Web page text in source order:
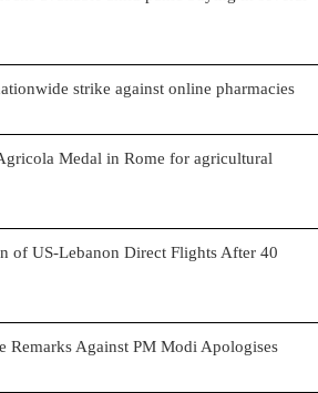
strike against online pharmacies
Medal in Rome for agricultural
of US-Lebanon Direct Flights After 40
Remarks Against PM Modi Apologises